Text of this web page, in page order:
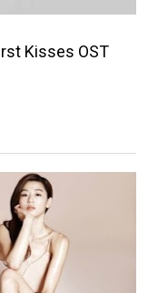
Kisses OST